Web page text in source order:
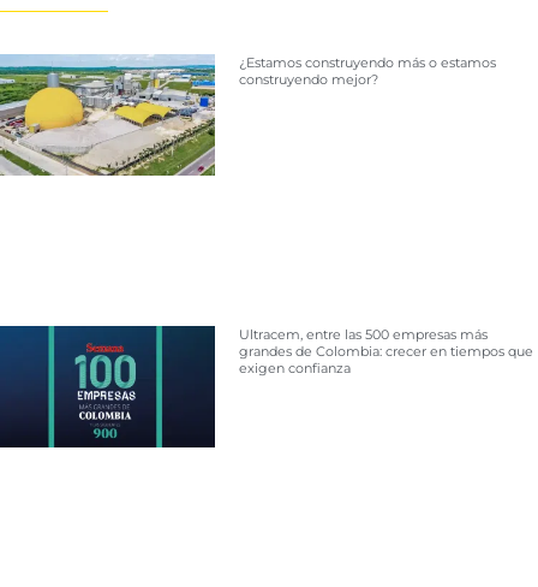
¿Estamos construyendo más o estamos
construyendo mejor?
Ultracem, entre las 500 empresas más
grandes de Colombia: crecer en tiempos que
exigen confianza